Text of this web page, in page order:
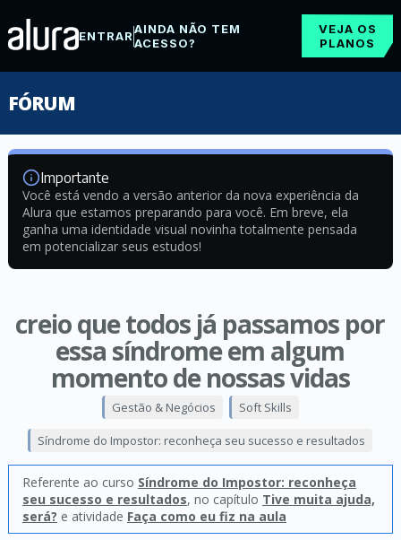
ENTRARAINDA NÃO TEM
ACESSO?
VEJA OS
PLANOS
FÓRUM
Importante
Você está vendo a versão anterior da nova experiência da
Alura que estamos preparando para você. Em breve, ela
ganha uma identidade visual novinha totalmente pensada
em potencializar seus estudos!
creio que todos já passamos por
essa síndrome em algum
momento de nossas vidas
Gestão & Negócios Soft Skills
Síndrome do Impostor: reconheça seu sucesso e resultados
Referente ao curso Síndrome do Impostor: reconheça
seu sucesso e resultados, no capítulo Tive muita ajuda,
será? e atividade Faça como eu fiz na aula